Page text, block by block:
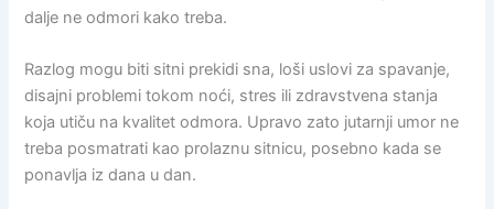
dalje ne odmori kako treba.
Razlog mogu biti sitni prekidi sna, loši uslovi za spavanje,
disajni problemi tokom noći, stres ili zdravstvena stanja
koja utiču na kvalitet odmora. Upravo zato jutarnji umor ne
treba posmatrati kao prolaznu sitnicu, posebno kada se
ponavlja iz dana u dan.